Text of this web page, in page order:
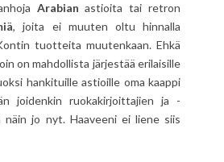
Arabian astioita tai retron
, joita ei muuten oltu hinnalla
tuotteita muutenkaan. Ehkä
on mahdollista järjestää erilaisille
hankituille astioille oma kaappi
joidenkin ruokakirjoittajien ja -
näin jo nyt. Haaveeni ei liene siis